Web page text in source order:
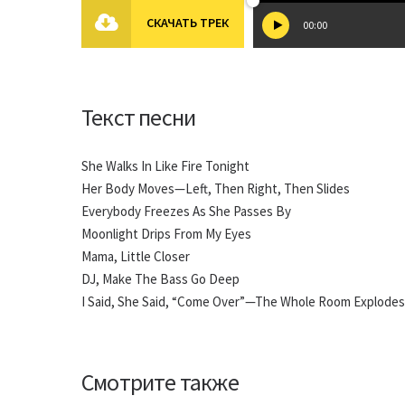
СКАЧАТЬ ТРЕК 00:00
Текст песни
She Walks In Like Fire Tonight
Her Body Moves—Left, Then Right, Then Slides
Everybody Freezes As She Passes By
Moonlight Drips From My Eyes
Mama, Little Closer
DJ, Make The Bass Go Deep
I Said, She Said, “Come Over”—The Whole Room Explodes
Смотрите также